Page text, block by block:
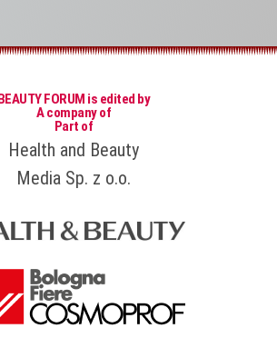
BEAUTY FORUM is edited by
A company of
Part of
Health and Beauty
Media Sp. z o.o.